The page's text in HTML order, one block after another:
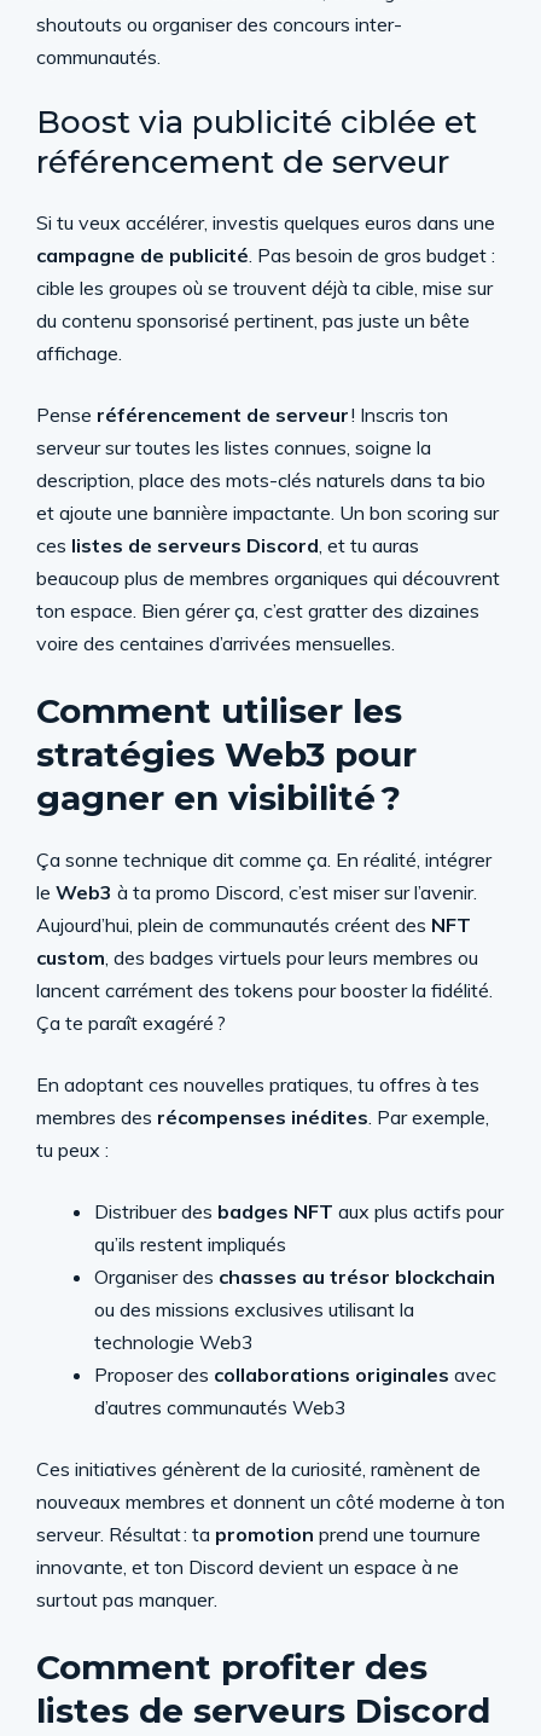
shoutouts ou organiser des concours inter-
communautés.
Boost via publicité ciblée et
référencement de serveur
Si tu veux accélérer, investis quelques euros dans une
campagne de publicité. Pas besoin de gros budget :
cible les groupes où se trouvent déjà ta cible, mise sur
du contenu sponsorisé pertinent, pas juste un bête
affichage.
Pense référencement de serveur! Inscris ton
serveur sur toutes les listes connues, soigne la
description, place des mots-clés naturels dans ta bio
et ajoute une bannière impactante. Un bon scoring sur
ces listes de serveurs Discord, et tu auras
beaucoup plus de membres organiques qui découvrent
ton espace. Bien gérer ça, c’est gratter des dizaines
voire des centaines d’arrivées mensuelles.
Comment utiliser les
stratégies Web3 pour
gagner en visibilité ?
Ça sonne technique dit comme ça. En réalité, intégrer
le Web3 à ta promo Discord, c’est miser sur l’avenir.
Aujourd’hui, plein de communautés créent des NFT
custom, des badges virtuels pour leurs membres ou
lancent carrément des tokens pour booster la fidélité.
Ça te paraît exagéré ?
En adoptant ces nouvelles pratiques, tu offres à tes
membres des récompenses inédites. Par exemple,
tu peux :
Distribuer des badges NFT aux plus actifs pour
qu’ils restent impliqués
Organiser des chasses au trésor blockchain
ou des missions exclusives utilisant la
technologie Web3
Proposer des collaborations originales avec
d’autres communautés Web3
Ces initiatives génèrent de la curiosité, ramènent de
nouveaux membres et donnent un côté moderne à ton
serveur. Résultat : ta promotion prend une tournure
innovante, et ton Discord devient un espace à ne
surtout pas manquer.
Comment profiter des
listes de serveurs Discord